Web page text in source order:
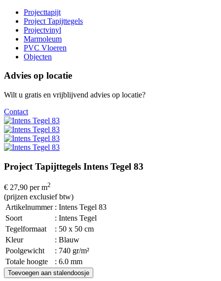
Projecttapijt
Project Tapijttegels
Projectvinyl
Marmoleum
PVC Vloeren
Objecten
Advies op locatie
Wilt u gratis en vrijblijvend advies op locatie?
Contact
Project Tapijttegels Intens Tegel 83
€ 27,90 per m2
(prijzen exclusief btw)
Artikelnummer : Intens Tegel 83
Soort
: Intens Tegel
Tegelformaat
: 50 x 50 cm
Kleur
: Blauw
Poolgewicht
: 740 gr/m²
Totale hoogte
: 6.0 mm
Toevoegen aan stalendoosje